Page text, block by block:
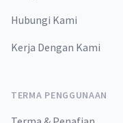
Hubungi Kami
Kerja Dengan Kami
TERMA PENGGUNAAN